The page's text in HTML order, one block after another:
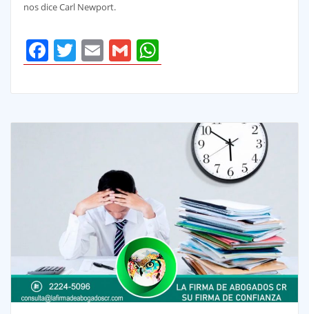
nos dice Carl Newport.
Facebook
Twitter
Email
GmailWhatsApp